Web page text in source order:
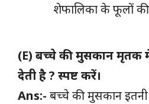
शेफालिका के फूलों की
(E) बच्चे की मुसकान मृतक
देती है ? स्पष्ट करें।
Ans:- बच्चे की मुसकान